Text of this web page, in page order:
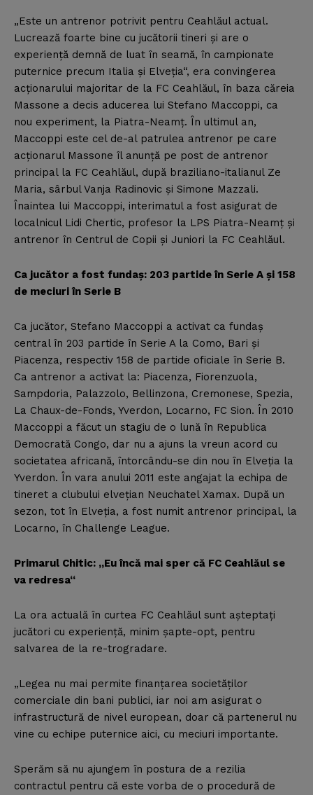
„Este un antrenor potrivit pentru Ceahlăul actual.
Lucrează foarte bine cu jucătorii tineri şi are o
experienţă demnă de luat în seamă, în campionate
puternice precum Italia şi Elveţia“, era convingerea
acţionarului majoritar de la FC Ceahlăul, în baza căreia
Massone a decis aducerea lui Stefano Maccoppi, ca
nou experiment, la Piatra-Neamţ. În ultimul an,
Maccoppi este cel de-al patrulea antrenor pe care
acţionarul Massone îl anunţă pe post de antrenor
principal la FC Ceahlăul, după braziliano-italianul Ze
Maria, sârbul Vanja Radinovic şi Simone Mazzali.
Înaintea lui Maccoppi, interimatul a fost asigurat de
localnicul Lidi Chertic, profesor la LPS Piatra-Neamţ şi
antrenor în Centrul de Copii şi Juniori la FC Ceahlăul.
Ca jucător a fost fundaş: 203 partide în Serie A şi 158
de meciuri în Serie B
Ca jucător, Stefano Maccoppi a activat ca fundaş
central în 203 partide în Serie A la Como, Bari şi
Piacenza, respectiv 158 de partide oficiale în Serie B.
Ca antrenor a activat la: Piacenza, Fiorenzuola,
Sampdoria, Palazzolo, Bellinzona, Cremonese, Spezia,
La Chaux-de-Fonds, Yverdon, Locarno, FC Sion. În 2010
Maccoppi a făcut un stagiu de o lună în Republica
Democrată Congo, dar nu a ajuns la vreun acord cu
societatea africană, întorcându-se din nou în Elveţia la
Yverdon. În vara anului 2011 este angajat la echipa de
tineret a clubului elveţian Neuchatel Xamax. După un
sezon, tot în Elveţia, a fost numit antrenor principal, la
Locarno, în Challenge League.
Primarul Chitic: „Eu încă mai sper că FC Ceahlăul se
va redresa“
La ora actuală în curtea FC Ceahlăul sunt aşteptaţi
jucători cu experienţă, minim şapte-opt, pentru
salvarea de la re-trogradare.
„Legea nu mai permite finanţarea societăţilor
comerciale din bani publici, iar noi am asigurat o
infrastructură de nivel european, doar că partenerul nu
vine cu echipe puternice aici, cu meciuri importante.
Sperăm să nu ajungem în postura de a rezilia
contractul pentru că este vorba de o procedură de